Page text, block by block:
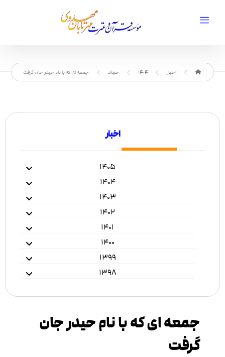
اخبار 1404 خرداد جمعه ای که با نام حیدر جان گرفت
اخبار
۱۴۰۵
۱۴۰۴
۱۴۰۳
۱۴۰۲
۱۴۰۱
۱۴۰۰
۱۳۹۹
۱۳۹۸
جمعه ای که با نام حیدر جان
گرفت